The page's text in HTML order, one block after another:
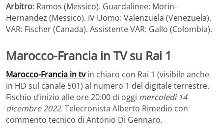
Arbitro: Ramos (Messico). Guardalinee: Morin-
Hernandez (Messico). IV Uomo: Valenzuela (Venezuela).
VAR: Fischer (Canada). Assistente VAR: Gallo (Colombia).
Marocco-Francia in TV su Rai 1
Marocco-Francia in tvin chiaro con Rai 1 (visibile anche
in HD sul canale 501) al numero 1 del digitale terrestre.
Fischio d’inizio alle ore 20:00 di oggi mercoledì 14
dicembre 2022. Telecronista Alberto Rimedio con
commento tecnico di Antonio Di Gennaro.